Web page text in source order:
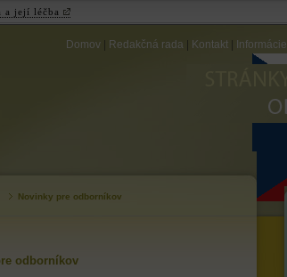
Domov Redakčná rada Kontakt
Novinky pre odborníkov
odborníkov
a její léčba